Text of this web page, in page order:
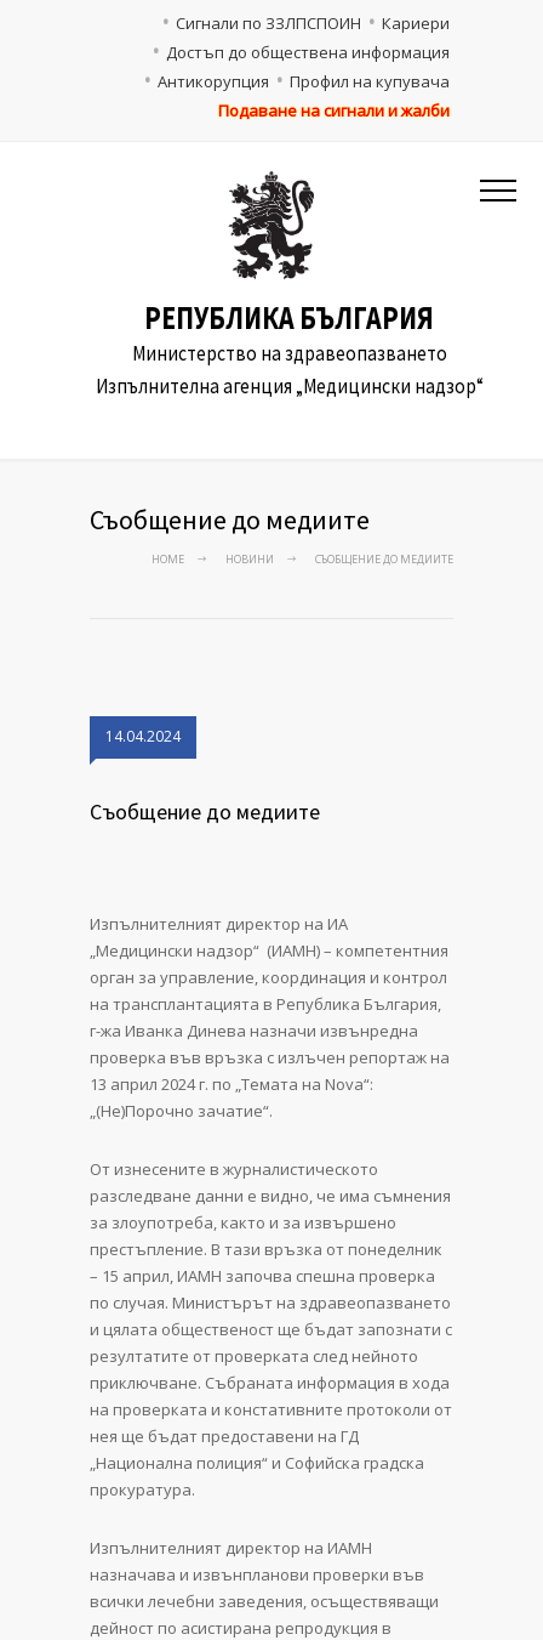
Кариери
Сигнали по ЗЗЛПСПОИН
Достъп до обществена информация
Профил на купувача
Антикорупция
Подаване на сигнали и жалби
РЕПУБЛИКА БЪЛГАРИЯ
Министерство на здравеопазването
Изпълнителна агенция „Медицински надзор“
Съобщение до медиите
HOME НОВИНИ СЪОБЩЕНИЕ ДО МЕДИИТЕ
14.04.2024
Съобщение до медиите
Изпълнителният директор на ИА
„Медицински надзор“ (ИАМН) – компетентния
орган за управление, координация и контрол
на трансплантацията в Република България,
г-жа Иванка Динева назначи извънредна
проверка във връзка с излъчен репортаж на
13 април 2024 г. по „Темата на Nova“:
„(Не)Порочно зачатие“.
От изнесените в журналистическото
разследване данни е видно, че има съмнения
за злоупотреба, както и за извършено
престъпление. В тази връзка от понеделник
– 15 април, ИАМН започва спешна проверка
по случая. Министърът на здравеопазването
и цялата общественост ще бъдат запознати с
резултатите от проверката след нейното
приключване. Събраната информация в хода
на проверката и констативните протоколи от
нея ще бъдат предоставени на ГД
„Национална полиция“ и Софийска градска
прокуратура.
Изпълнителният директор на ИАМН
назначава и извънпланови проверки във
всички лечебни заведения, осъществяващи
дейност по асистирана репродукция в